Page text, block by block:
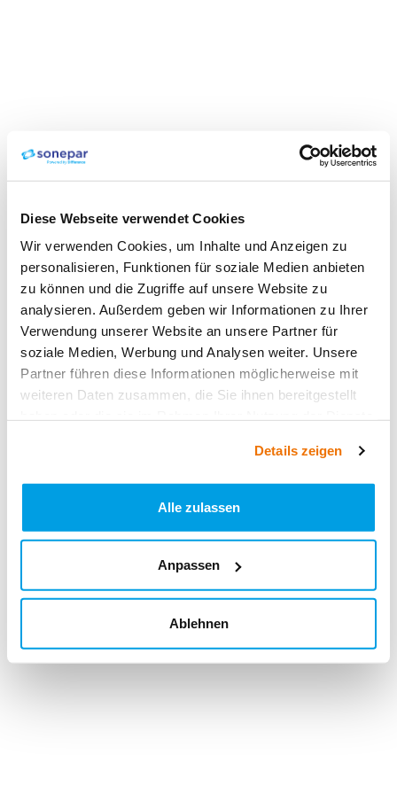
Diese Webseite verwendet Cookies
Wir verwenden Cookies, um Inhalte und Anzeigen zu
personalisieren, Funktionen für soziale Medien anbieten
zu können und die Zugriffe auf unsere Website zu
analysieren. Außerdem geben wir Informationen zu Ihrer
Verwendung unserer Website an unsere Partner für
soziale Medien, Werbung und Analysen weiter. Unsere
Partner führen diese Informationen möglicherweise mit
weiteren Daten zusammen, die Sie ihnen bereitgestellt
Details zeigen
Alle zulassen
Anpassen
Ablehnen